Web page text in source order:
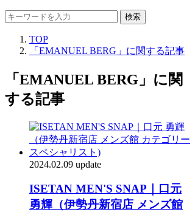
検索
TOP
「EMANUEL BERG」に関する記事
「EMANUEL BERG」に関
する記事
2024.02.09 update
ISETAN MEN'S SNAP｜口元
勇輝（伊勢丹新宿店 メンズ館